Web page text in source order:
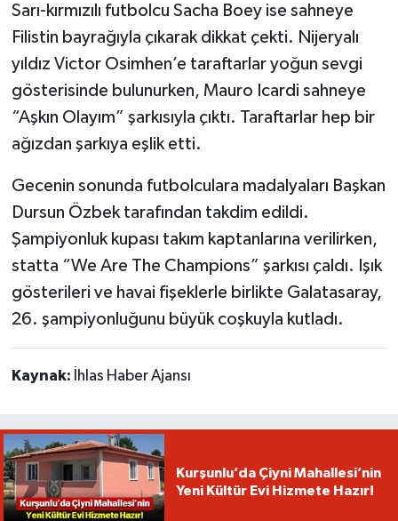
Sarı-kırmızılı futbolcu Sacha Boey ise sahneye
Filistin bayrağıyla çıkarak dikkat çekti. Nijeryalı
yıldız Victor Osimhen’e taraftarlar yoğun sevgi
gösterisinde bulunurken, Mauro Icardi sahneye
“Aşkın Olayım” şarkısıyla çıktı. Taraftarlar hep bir
ağızdan şarkıya eşlik etti.
Gecenin sonunda futbolculara madalyaları Başkan
Dursun Özbek tarafından takdim edildi.
Şampiyonluk kupası takım kaptanlarına verilirken,
statta “We Are The Champions” şarkısı çaldı. Işık
gösterileri ve havai fişeklerle birlikte Galatasaray,
26. şampiyonluğunu büyük coşkuyla kutladı.
Kaynak: İhlas Haber Ajansı
Kurşunlu’da Çiyni Mahallesi’nin
Yeni Kültür Evi Hizmete Hazır!